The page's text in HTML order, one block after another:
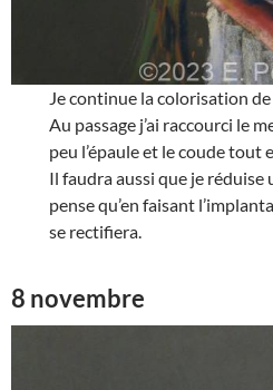
Je continue la colorisation de
Au passage j’ai raccourci le
peu l’épaule et le coude tout
Il faudra aussi que je réduise
pense qu’en faisant
se rectifiera.
8 novembre